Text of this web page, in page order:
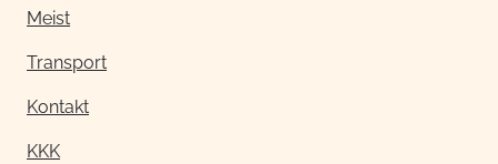
Meist
Transport
Kontakt
KKK